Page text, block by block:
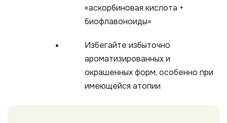
«аскорбиновая кислота +
биофлавоноиды»
Избегайте избыточно
ароматизированных и
окрашенных форм, особенно при
имеющейся атопии